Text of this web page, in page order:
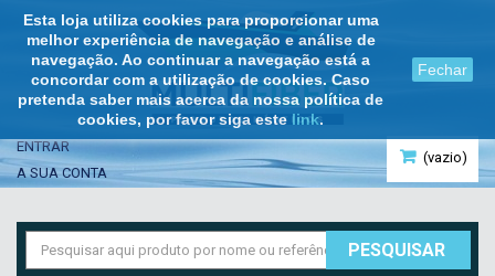
Esta loja utiliza cookies para proporcionar uma
melhor experiência de navegação e análise de
navegação. Ao continuar a navegação está a
concordar com a utilização de cookies. Caso
pretenda saber mais acerca da nossa política de
cookies, por favor siga este link.
Fechar
(vazio)
ENTRAR
A SUA CONTA
PESQUISAR